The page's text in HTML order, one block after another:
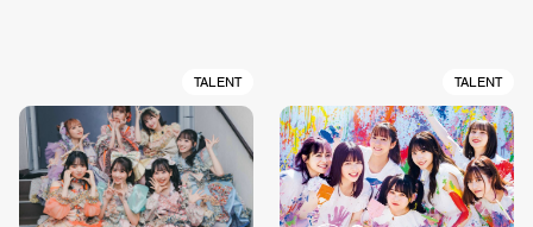
TALENT TALENT